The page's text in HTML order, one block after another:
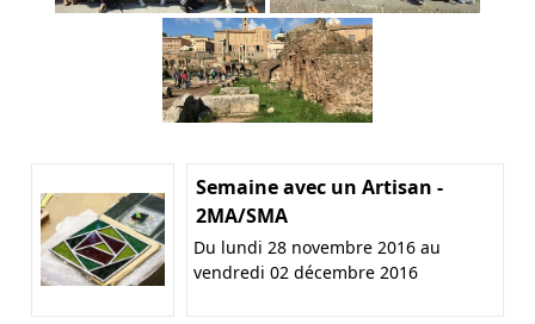
Semaine avec un Artisan -
2MA/SMA
Du lundi 28 novembre 2016 au
vendredi 02 décembre 2016